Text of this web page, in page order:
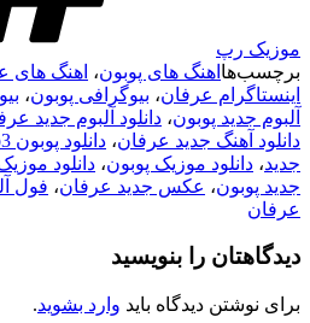
موزیک رپ
برچسب‌ها اهنگ های پوبون، اهنگ های
اینستاگرام عرفان، بیوگرافی پوبون،
آلبوم جدید پوبون، دانلود آلبوم جدید
دانلود آهنگ جدید عرفان، دانلود پوبون mp3 جدید
جدید، دانلود موزیک پوبون، دانلود
جدید پوبون، عکس جدید عرفان، فول
عرفان
دیدگاهتان را بنویسید
برای نوشتن دیدگاه باید وارد بشوید.